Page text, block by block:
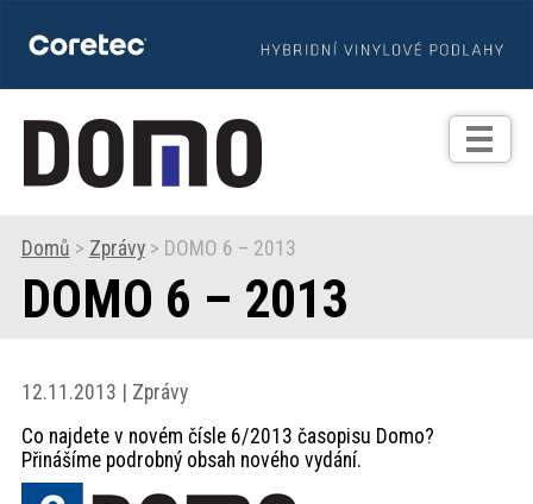
TIPY
Zprávy
Praxe
Produkty
Domů > Zprávy> DOMO 6 – 2013
DOMO 6 – 2013
12.11.2013 | Zprávy
Co najdete v novém čísle 6/2013 časopisu Domo?
Přinášíme podrobný obsah nového vydání.